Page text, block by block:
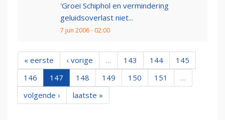
'Groei Schiphol en vermindering
geluidsoverlast niet...
7 jun 2006 - 02:00
« eerste ‹ vorige … 143 144
145
146
147 148 149 150 151
…
volgende ›
laatste »